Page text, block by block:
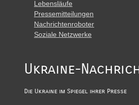
Lebensläufe
Pressemitteilungen
Nachrichtenroboter
Soziale Netzwerke
Ukraine-
Die Ukraine im Spiegel ihrer Presse